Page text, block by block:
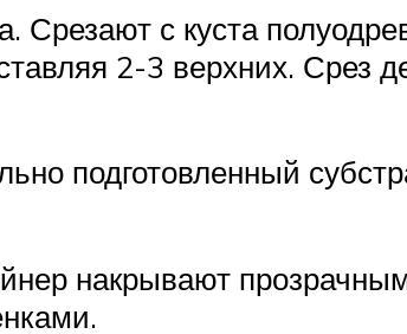
Срезают с куста
2-3 верхних. Срез
подготовленный
накрывают